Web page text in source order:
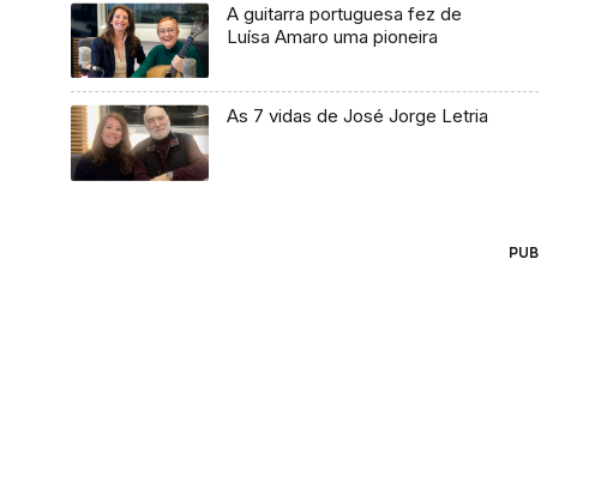
A guitarra portuguesa fez de
Luísa Amaro uma pioneira
As 7 vidas de José Jorge Letria
PUB